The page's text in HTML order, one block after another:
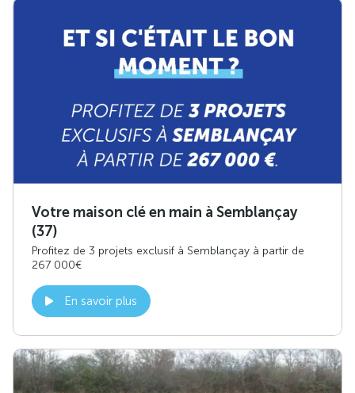
Votre maison clé en main à Semblançay
(37)
Profitez de 3 projets exclusif à Semblançay à partir de
267 000€
En savoir plus